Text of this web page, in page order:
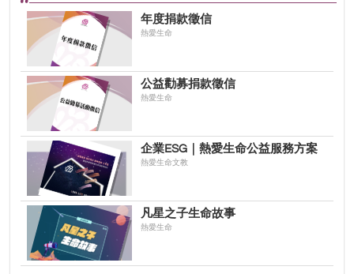
年度捐款徵信
熱愛生命
公益勸募捐款徵信
熱愛生命
企業ESG｜熱愛生命公益服務方案
熱愛生命文教
凡星之子生命故事
熱愛生命